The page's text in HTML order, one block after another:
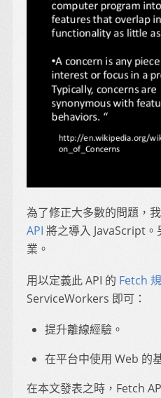
為了修正大多數的問題，
API 將之導入 JavaScript
業。
用以定義此 API 的 Fetch
ServiceWorkers 即可：
提升離線經驗。
在平台中使用 Web 的
在本文發表之時，Fetch